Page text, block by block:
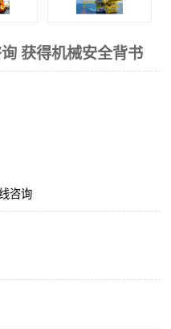
获得机械安全背书
咨询